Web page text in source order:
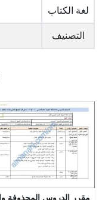
لغة الكتاب
التصنيف